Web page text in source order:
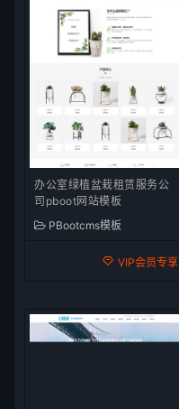
办公室绿植盆栽租赁服务公
司pboot网站模板
PBootcms模板
VIP会员专享